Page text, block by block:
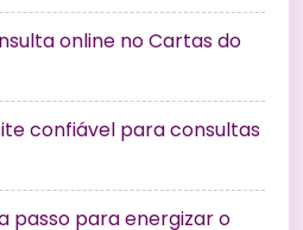
online no Cartas do
confiável para consultas
passo para energizar o